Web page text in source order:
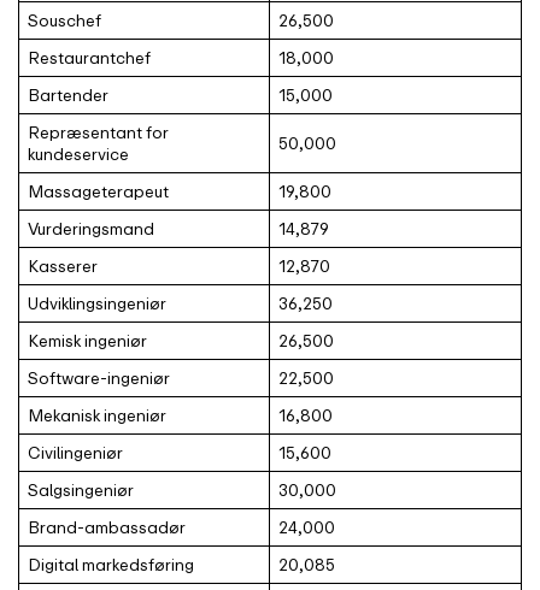
Souschef
26,500
Restaurantchef
18,000
Bartender
15,000
Repræsentant for
kundeservice
50,000
Massageterapeut
19,800
Vurderingsmand
14,879
Kasserer
12,870
Udviklingsingeniør
36,250
Kemisk ingeniør
26,500
Software-ingeniør
22,500
Mekanisk ingeniør
16,800
Civilingeniør
15,600
Salgsingeniør
30,000
Brand-ambassadør
24,000
Digital markedsføring
20,085